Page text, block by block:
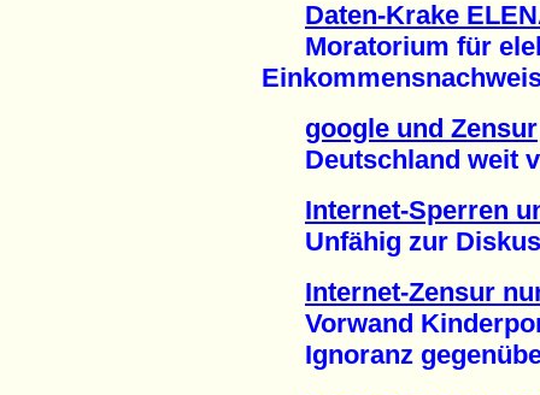
Daten-Krake
Moratorium für
google und Zensur
Deutschland weit
Internet-Sperren
Unfähig zur
Internet-Zensur
Vorwand
Ignoranz